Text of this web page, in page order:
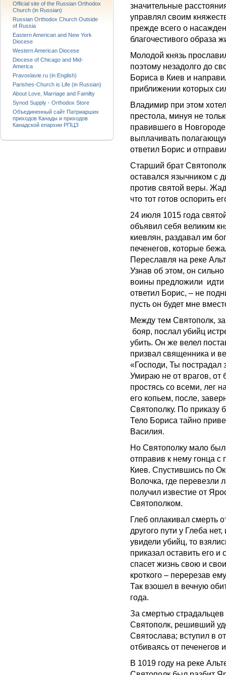
значительные
управлял своим
прежде всего о
благочестивого образа
Молодой князь
поэтому незадолго до
Бориса в Киев и
приближении которых
Владимир при этом
престола, минуя не
правившего в
выплачивать
ответил Борис и
Старший брат
оставался язычником с
против святой веры.
что тот готов оспорить
24 июля 1015 года
объявил себя великим
киевлян, раздавал им
печенегов, которые
Переславля на реке
Узнав об этом, он
воины предложили идти
ответил Борис, – не
пусть он будет мне
Между тем Святополк,
бояр, послал убийц
убить. Он же велел
призвал священника и
«Господи, Ты пострадал
Умираю не от врагов, от
простясь со всеми, лег
его копьем, после,
Святополку. По приказу
Тело Бориса тайно
Василия.
Но Святополку мало
отправив к нему гонца
Киев. Спустившись по
Волочка, где
получил известие от
Святополком.
Глеб оплакивал смерть
другого пути у Глеба
увидели убийц, то
приказал оставить его и
спасет жизнь свою и
кроткого – перерезав
Так взошел в вечную
года.
За смертью
Святополк, решивший
Святослава; вступил в
отбиваясь от печенегов
В 1019 году на реке
Official site of the Russian Orthodox
Church (in Russian)
Russian Orthodox Church Outside
of Russia
Eastern American and New York
Diocese
Western American Diocese
Diocese of Chicago and Mid-
America
Pravoslavie.ru (in English)
Parishes-Church is Life (in Russian)
About Love, Marriage and Familty
Synod Supply - Orthodox Store
Объединенный сайт Патриарших
приходов Канады и приходов
Канадской епархии РПЦЗ